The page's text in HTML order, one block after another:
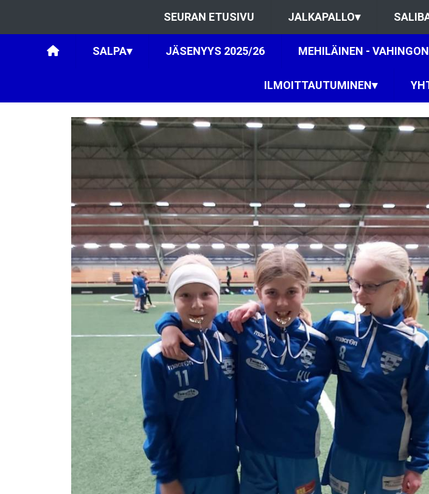
SEURAN ETUSIVU JALKAPALLO▾
SALPA▾ JÄSENYYS 2025/26 MEHILÄINEN -
ILMOITTAUTUMINEN▾